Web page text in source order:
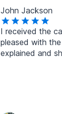
John Jackson
I received the
pleased with
explained and